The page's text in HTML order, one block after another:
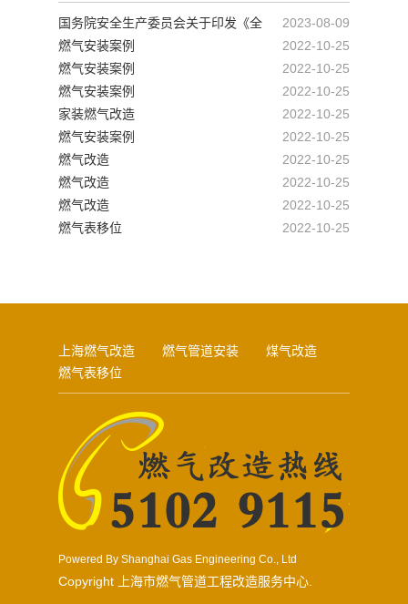
2023-08-09
国务院安全生产委员会关于印发《全
国城镇燃气安全专项整治工作方案》的通知2022-10-25
燃气安装案例
2022-10-25
燃气安装案例
2022-10-25
燃气安装案例
2022-10-25
家装燃气改造
2022-10-25
燃气安装案例
2022-10-25
燃气改造
2022-10-25
燃气改造
2022-10-25
燃气改造
2022-10-25
燃气表移位
上海燃气改造 燃气管道安装
煤气改造
燃气表移位
Powered By Shanghai Gas Engineering Co., Ltd
Copyright 上海市燃气管道工程改造服务中心.